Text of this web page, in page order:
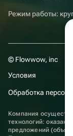
Режим работы:
© Flowwow, inc
Условия
Обработка
Компания
технологий:
предложений